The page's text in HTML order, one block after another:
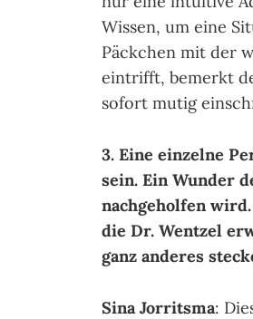
Wissen, um eine
Päckchen mit der
eintrifft, bemerkt
sofort mutig
3. Eine einzelne
sein. Ein Wunder
nachgeholfen
die Dr. Wentzel
ganz anderes
Sina Jorritsma: